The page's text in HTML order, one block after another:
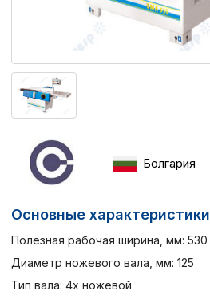
Болгария
Основные характеристики
Полезная рабочая ширина, мм: 530
Диаметр ножевого вала, мм: 125
Тип вала: 4х ножевой